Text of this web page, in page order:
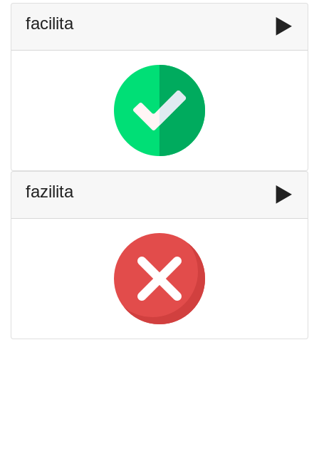
facilita ▶️
fazilita ▶️